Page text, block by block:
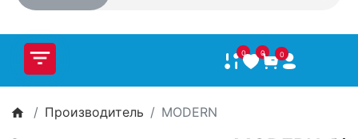
0 0 0
Производитель MODERN